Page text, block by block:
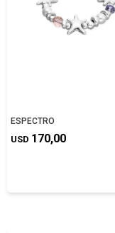
ESPECTRO
USD 170,00